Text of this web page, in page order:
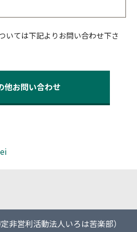
いては下記よりお問い合わせ下さ
他お問い合わせ
非営利活動法人いろは苦楽部）